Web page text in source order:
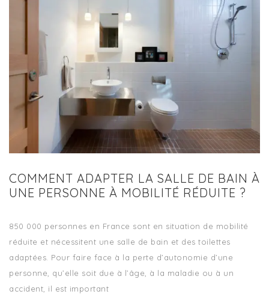
COMMENT ADAPTER LA SALLE DE BAIN À
UNE PERSONNE À MOBILITÉ RÉDUITE ?
850 000 personnes en France sont en situation de mobilité
réduite et nécessitent une salle de bain et des toilettes
adaptées. Pour faire face à la perte d’autonomie d’une
personne, qu’elle soit due à l’âge, à la maladie ou à un
accident, il est important